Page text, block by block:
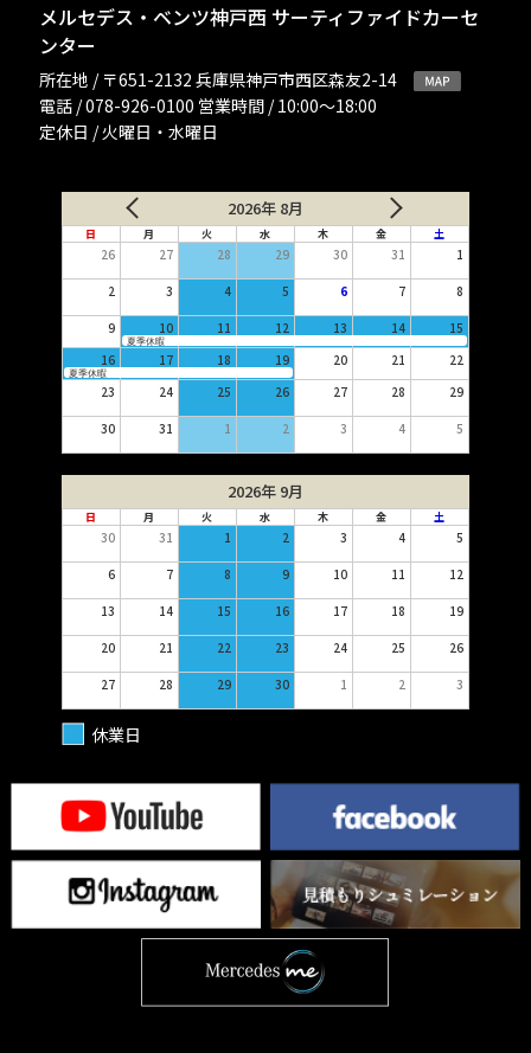
メルセデス・ベンツ神戸西 サーティファイドカーセ
ンター
所在地 / 〒651-2132 兵庫県神戸市西区森友2-14
電話 / 078-926-0100 営業時間 / 10:00〜18:00
定休日 / 火曜日・水曜日
2026年 8月
日 月 火 水 木 金 土
26 27 28 29 30 31 1
2 3 4 5 6 7 8
9 10 11 12 13 14 15
夏季休暇
16 17 18 19 20 21 22
夏季休暇
23 24 25 26 27 28 29
30 31 1 2 3 4 5
2026年 9月
日 月 火 水 木 金 土
30 31 1 2 3 4 5
6 7 8 9 10 11 12
13 14 15 16 17 18 19
20 21 22 23 24 25 26
27 28 29 30 1 2 3
休業日